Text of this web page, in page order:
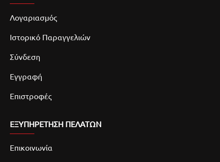
Λογαριασμός
Ιστορικό Παραγγελιών
Σύνδεση
Εγγραφή
Επιστροφές
ΕΞΥΠΗΡΕΤΗΣΗ ΠΕΛΑΤΩΝ
Επικοινωνία